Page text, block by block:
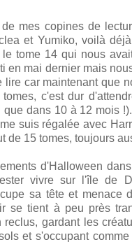
mes copines de
et Yumiko, voilà
tome 14 qui nous
en mai dernier mais
lire car maintenant que
tomes, c'est dur
que dans 10 à 12 mois
suis régalée avec
de 15 tomes, toujours
d'Halloween
vivre sur l'île de
sa tête et menace
se tient à peu près
gardant les
et s'occupant